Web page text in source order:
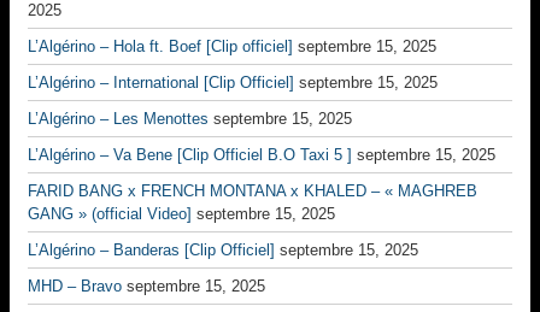
2025
L’Algérino – Hola ft. Boef [Clip officiel] septembre 15, 2025
L’Algérino – International [Clip Officiel] septembre 15, 2025
L’Algérino – Les Menottes septembre 15, 2025
L’Algérino – Va Bene [Clip Officiel B.O Taxi 5 ] septembre 15, 2025
FARID BANG x FRENCH MONTANA x KHALED – « MAGHREB
GANG » (official Video] septembre 15, 2025
L’Algérino – Banderas [Clip Officiel] septembre 15, 2025
MHD – Bravo septembre 15, 2025